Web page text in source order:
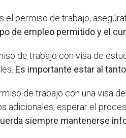
el permiso de trabajo,
de empleo permitido y el
de trabajo con visa de
Es importante estar al
de trabajo con una visa
adicionales, esperar el
siempre mantenerse